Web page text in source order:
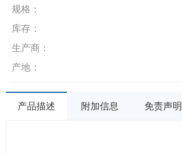
规格：
库存：
生产商：
产地：
产品描述 附加信息 免责声明